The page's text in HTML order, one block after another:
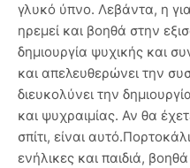
γλυκό ύπνο. Λεβάντα, η
ηρεμεί και βοηθά στην
δημιουργία ψυχικής και
και απελευθερώνει την
διευκολύνει την
και ψυχραιμίας. Αν θα
σπίτι, είναι
ενήλικες και παιδιά,